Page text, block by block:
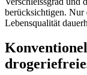
berücksichtigen. Nur
Lebensqualität